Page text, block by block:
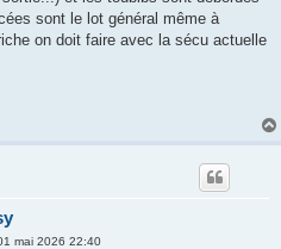
sont le lot général même à
on doit faire avec la sécu actuelle
mai 2026 22:40